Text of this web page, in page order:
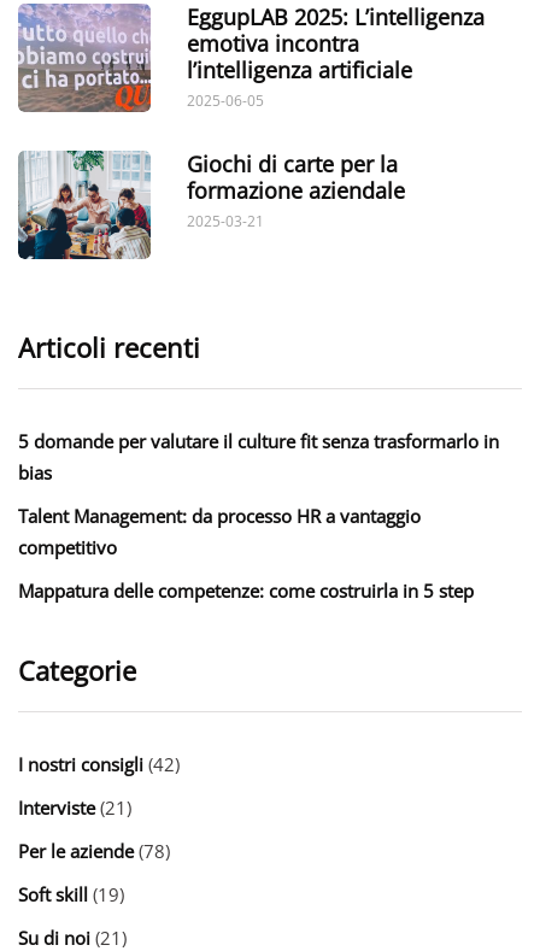
EggupLAB 2025: L’intelligenza
emotiva incontra
l’intelligenza artificiale
2025-06-05
Giochi di carte per la
formazione aziendale
2025-03-21
Articoli recenti
5 domande per valutare il culture fit senza trasformarlo in
bias
Talent Management: da processo HR a vantaggio
competitivo
Mappatura delle competenze: come costruirla in 5 step
Categorie
I nostri consigli (42)
Interviste(21)
Per le aziende(78)
Soft skill (19)
Su di noi (21)